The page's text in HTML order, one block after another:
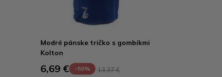
Modré pánske tričko s gombíkmi
Kolton
6,69 € -50% 13,37 €